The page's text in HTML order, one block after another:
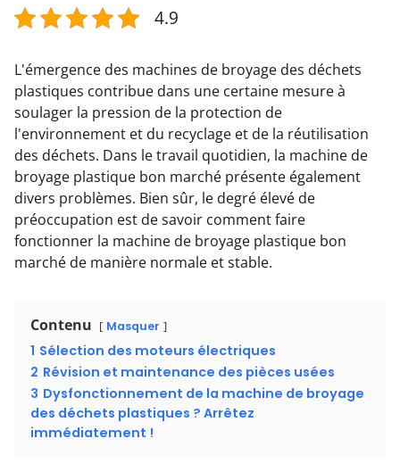
4.9
L'émergence des machines de broyage des déchets
plastiques contribue dans une certaine mesure à
soulager la pression de la protection de
l'environnement et du recyclage et de la réutilisation
des déchets. Dans le travail quotidien, la machine de
broyage plastique bon marché présente également
divers problèmes. Bien sûr, le degré élevé de
préoccupation est de savoir comment faire
fonctionner la machine de broyage plastique bon
marché de manière normale et stable.
Contenu Masquer
1 Sélection des moteurs électriques
2 Révision et maintenance des pièces usées
3 Dysfonctionnement de la machine de broyage
des déchets plastiques ? Arrêtez
immédiatement !